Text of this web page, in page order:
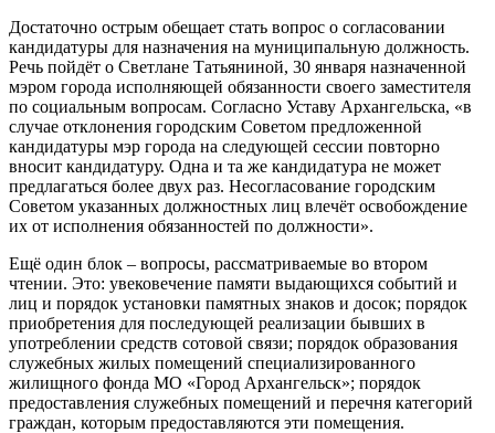
Достаточно острым обещает стать вопрос о согласовании
кандидатуры для назначения на муниципальную должность.
Речь пойдёт о Светлане Татьяниной, 30 января назначенной
мэром города исполняющей обязанности своего заместителя
по социальным вопросам. Согласно Уставу Архангельска, «в
случае отклонения городским Советом предложенной
кандидатуры мэр города на следующей сессии повторно
вносит кандидатуру. Одна и та же кандидатура не может
предлагаться более двух раз. Несогласование городским
Советом указанных должностных лиц влечёт освобождение
их от исполнения обязанностей по должности».
Ещё один блок – вопросы, рассматриваемые во втором
чтении. Это: увековечение памяти выдающихся событий и
лиц и порядок установки памятных знаков и досок; порядок
приобретения для последующей реализации бывших в
употреблении средств сотовой связи; порядок образования
служебных жилых помещений специализированного
жилищного фонда МО «Город Архангельск»; порядок
предоставления служебных помещений и перечня категорий
граждан, которым предоставляются эти помещения.